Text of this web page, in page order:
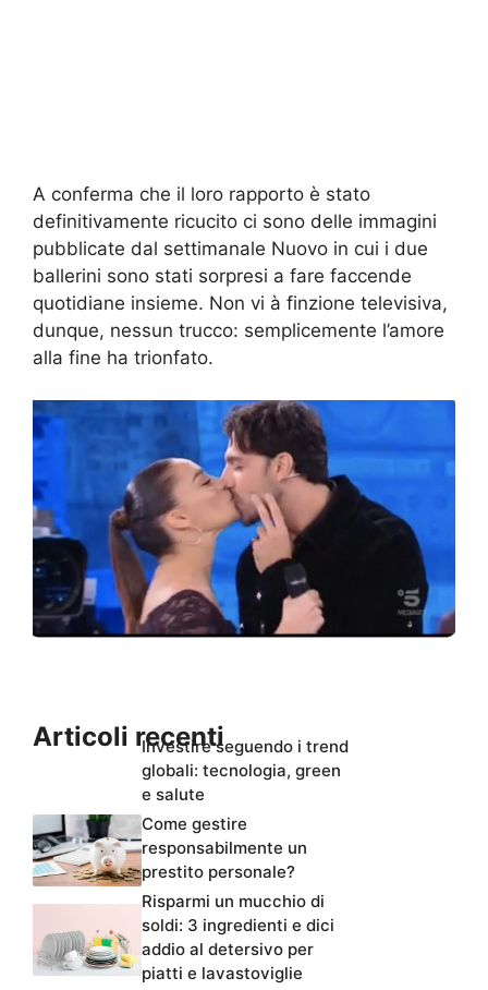
A conferma che il loro rapporto è stato
definitivamente ricucito ci sono delle immagini
pubblicate dal settimanale Nuovo in cui i due
ballerini sono stati sorpresi a fare faccende
quotidiane insieme. Non vi à finzione televisiva,
dunque, nessun trucco: semplicemente l’amore
alla fine ha trionfato.
Articoli recentiInvestire seguendo i trend
globali: tecnologia, green
e salute
Come gestire
responsabilmente un
prestito personale?
Risparmi un mucchio di
soldi: 3 ingredienti e dici
addio al detersivo per
piatti e lavastoviglie